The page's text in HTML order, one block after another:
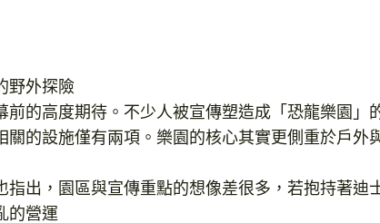
野外探險
前的高度期待。不少人被宣傳塑造成「恐龍樂園
關的設施僅有兩項。樂園的核心其實更側重於戶
出，園區與宣傳重點的想像差很多，若抱持著迪
的營運